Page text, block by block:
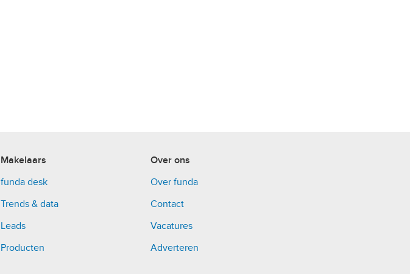
Makelaars
funda desk
Trends & data
Leads
Producten
Over ons
Over funda
Contact
Vacatures
Adverteren